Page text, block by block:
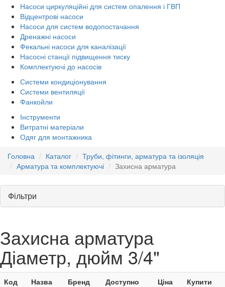
Насоси циркуляційні для систем опалення і ГВП
Відцентрові насоси
Насоси для систем водопостачання
Дренажні насоси
Фекальні насоси для каналізації
Насосні станції підвищення тиску
Комплектуючі до насосів
Системи кондиціонування
Системи вентиляції
Фанкойли
Інструменти
Витратні матеріали
Одяг для монтажника
Головна
Каталог
Труби, фітинги, арматура та ізоляція
Арматура та комплектуючі
Захисна арматура
Фільтри
Захисна арматура
Діаметр, дюйм 3/4"
Код Назва Бренд Доступно Ціна Купити